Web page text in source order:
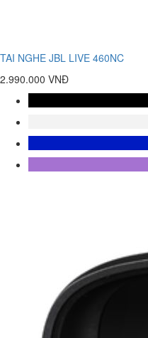
TAI NGHE JBL LIVE 460NC
2.990.000 VNĐ